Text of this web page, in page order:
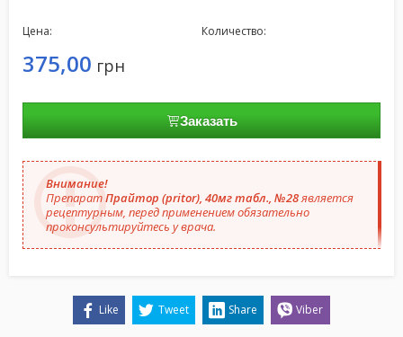
Цена:
375,00 грн
Количество:
Заказать
Внимание!
ПрепаратПрайтор (pritor), 40мг табл., №28является
рецептурным, перед применением обязательно
проконсультируйтесь у врача.
Like Tweet Share Viber